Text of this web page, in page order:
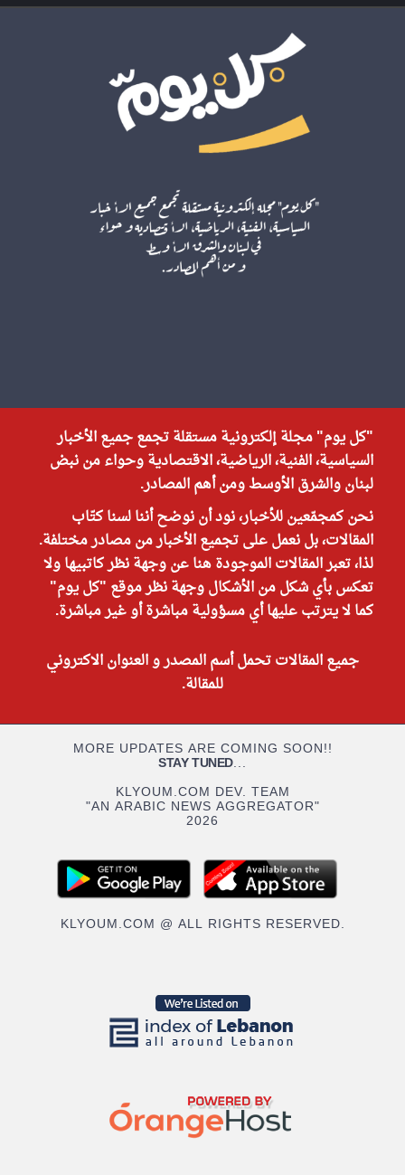
"كل يوم" مجلة إلكترونية مستقلة تجمع جميع الأخبار
السياسية، الفنية، الرياضية، الاقتصادية وحواء من نبض
لبنان والشرق الأوسط ومن أهم المصادر.
نحن كمجمّعين للأخبار، نود أن نوضح أننا لسنا كتّاب
المقالات، بل نعمل على تجميع الأخبار من مصادر مختلفة.
لذا، تعبر المقالات الموجودة هنا عن وجهة نظر كاتبيها ولا
تعكس بأي شكل من الأشكال وجهة نظر موقع "كل يوم"
كما لا يترتب عليها أي مسؤولية مباشرة أو غير مباشرة.
جميع المقالات تحمل أسم المصدر و العنوان الاكتروني
للمقالة.
MORE UPDATES ARE COMING SOON!!
STAY TUNED...
KLYOUM.COM DEV. TEAM
"AN ARABIC NEWS AGGREGATOR"
2026
KLYOUM.COM @ ALL RIGHTS RESERVED.